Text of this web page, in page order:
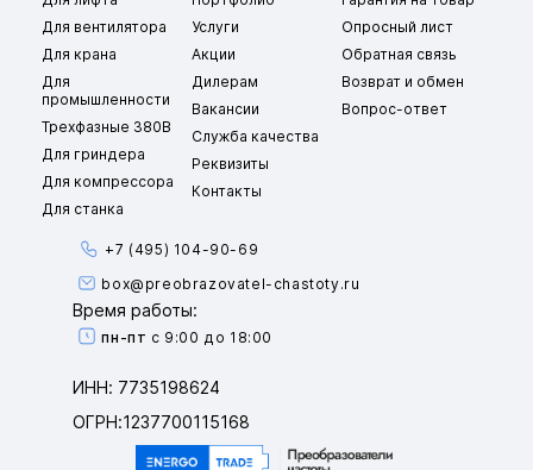
Для вентилятора
Для крана
Для
промышленности
Трехфазные 380В
Для гриндера
Для компрессора
Для станка
Услуги
Акции
Дилерам
Вакансии
Служба качества
Реквизиты
Контакты
Опросный лист
Обратная связь
Возврат и обмен
Вопрос-ответ
+7 (495) 104-90-69
box@preobrazovatel-chastoty.ru
Время работы:
пн-пт с 9:00 до 18:00
ИНН: 7735198624
ОГРН:1237700115168